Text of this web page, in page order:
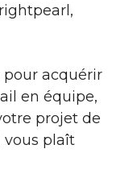
pour acquérir
en équipe,
projet de
vous plaît